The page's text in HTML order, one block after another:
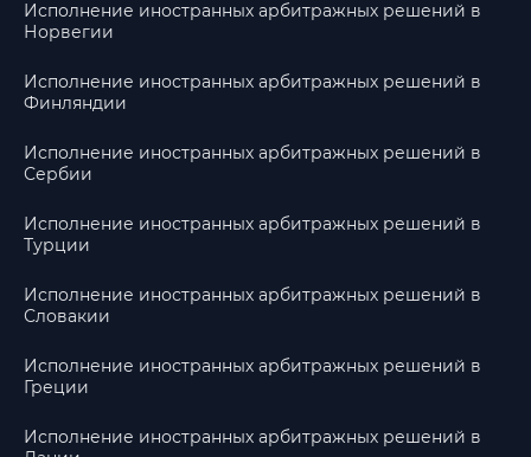
Исполнение иностранных арбитражных решений в
Норвегии
Исполнение иностранных арбитражных решений в
Финляндии
Исполнение иностранных арбитражных решений в
Сербии
Исполнение иностранных арбитражных решений в
Турции
Исполнение иностранных арбитражных решений в
Словакии
Исполнение иностранных арбитражных решений в
Греции
Исполнение иностранных арбитражных решений в